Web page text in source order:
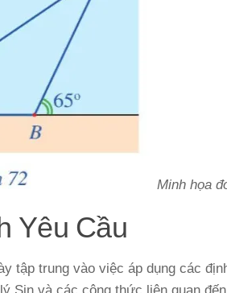
Minh họa
Yêu Cầu
tập trung vào việc áp dụng các